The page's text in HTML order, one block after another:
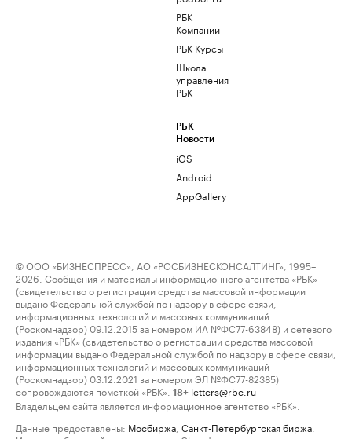
РБК
Компании
РБК Курсы
Школа
управления
РБК
РБК
Новости
iOS
Android
AppGallery
© ООО «БИЗНЕСПРЕСС», АО «РОСБИЗНЕСКОНСАЛТИНГ», 1995–
2026. Сообщения и материалы информационного агентства «РБК»
(свидетельство о регистрации средства массовой информации
выдано Федеральной службой по надзору в сфере связи,
информационных технологий и массовых коммуникаций
(Роскомнадзор) 09.12.2015 за номером ИА №ФС77-63848) и сетевого
издания «РБК» (свидетельство о регистрации средства массовой
информации выдано Федеральной службой по надзору в сфере связи,
информационных технологий и массовых коммуникаций
(Роскомнадзор) 03.12.2021 за номером ЭЛ №ФС77-82385)
сопровождаются пометкой «РБК».
18+ letters@rbc.ru
Владельцем сайта является информационное агентство «РБК».
Данные предоставлены: Мосбиржа Санкт-Петербургская биржа